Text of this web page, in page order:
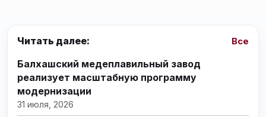
Читать далее: Все
Балхашский медеплавильный завод
реализует масштабную программу
модернизации
31 июля, 2026